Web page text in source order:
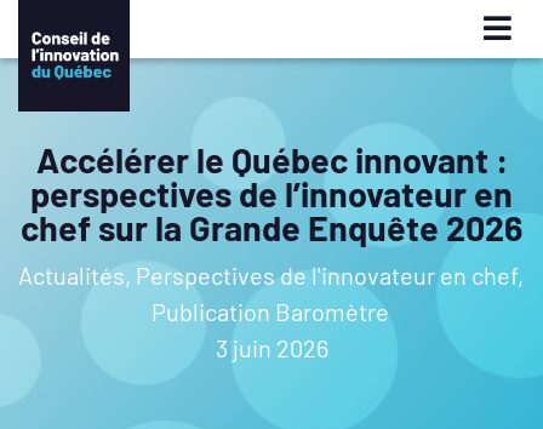
Accélérer le Québec innovant :
perspectives de l’innovateur en
chef sur la Grande Enquête 2026
Actualités, Perspectives de l'innovateur en chef,
Publication Baromètre
3 juin 2026